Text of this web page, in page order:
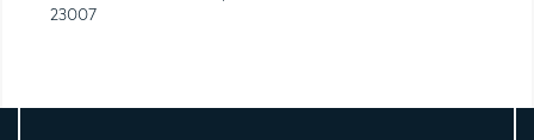
23007